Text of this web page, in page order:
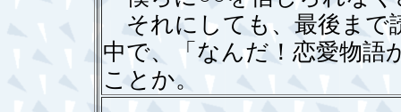
それにしても、最後まで
中で、「なんだ！恋愛物語
ことか。